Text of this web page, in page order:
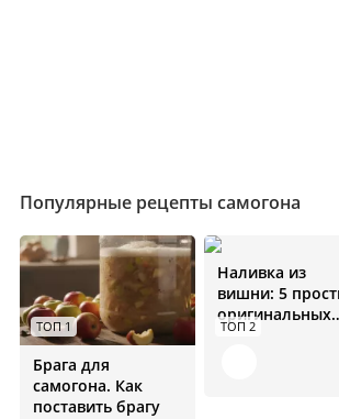
Популярные рецепты самогона
ТОП 1
Брага для
самогона. Как
поставить брагу
ТОП 2
Наливка из
вишни: 5
оригинальных
рецептов